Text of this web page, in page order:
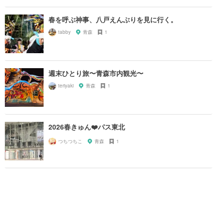
春を呼ぶ神事、八戸えんぶりを見に行く。
tabby 青森 1
週末ひとり旅〜青森市内観光〜
teriyaki 青森 1
2026春きゅん❤️パス東北
つちつちこ 青森 1